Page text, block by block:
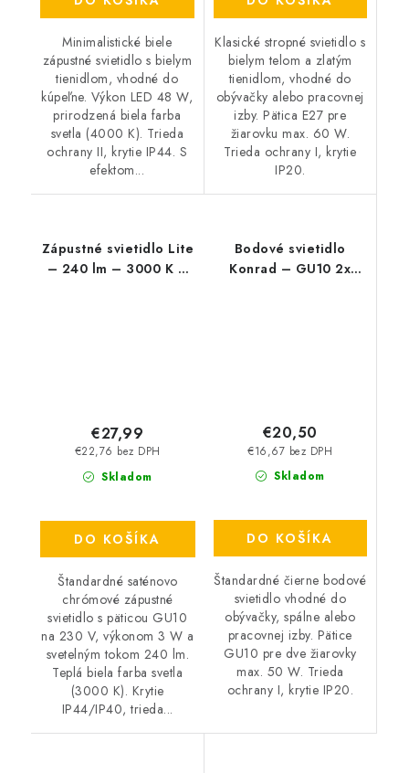
Minimalistické biele
zápustné svietidlo s bielym
tienidlom, vhodné do
kúpeľne. Výkon LED 48 W,
prirodzená biela farba
svetla (4000 K). Trieda
ochrany II, krytie IP44. S
efektom...
Klasické stropné svietidlo s
bielym telom a zlatým
tienidlom, vhodné do
obývačky alebo pracovnej
izby. Pätica E27 pre
žiarovku max. 60 W.
Trieda ochrany I, krytie
IP20.
Zápustné svietidlo Lite
– 240 lm – 3000 K –
Skladom
€22,76 bez DPH
€27,99
DO KOŠÍKA
Štandardné saténovo
chrómové zápustné
svietidlo s päticou GU10
na 230 V, výkonom 3 W a
svetelným tokom 240 lm.
Teplá biela farba svetla
(3000 K). Krytie
IP44/IP40, trieda...
Bodové svietidlo
Konrad – GU10 2x
Skladom
€16,67 bez DPH
€20,50
DO KOŠÍKA
Štandardné čierne bodové
svietidlo vhodné do
obývačky, spálne alebo
pracovnej izby. Pätice
GU10 pre dve žiarovky
max. 50 W. Trieda
ochrany I, krytie IP20.